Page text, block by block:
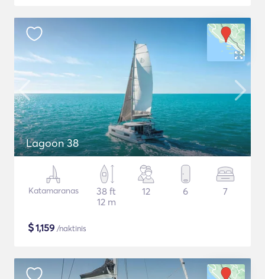
Lagoon 38
Katamaranas
38 ft
12 m
12 6 7
$1,159 /naktinis